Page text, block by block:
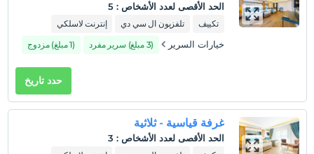
حيوانات أليفة
غير مسموح بالحيوانات الأليفة
الأطفال الرضع حتى سن 1 مجانيون.
1 الطفل (الأطفال) الذين تقل أعمارهم عن 6 مجانيون لكل غرفة
الحد الأقصى لعدد الأشخاص :
5
تكييف تلفزيون ال سي دي إنترنت لاسلكي
خيارات السرير (3 مبلغ) سرير مفرد (1 مبلغ) مزدوج
حدد تاريخ
غرفة قياسية - ثلاثية
الحد الأقصى لعدد الأشخاص :
3